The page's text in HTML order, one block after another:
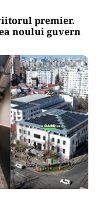
premier.
noului guvern